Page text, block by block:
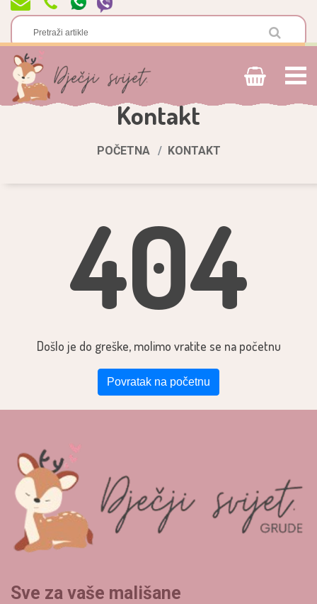
Kontakt
POČETNA KONTAKT
404
Došlo je do greške, molimo vratite se na početnu
Povratak na početnu
Sve za vaše mališane